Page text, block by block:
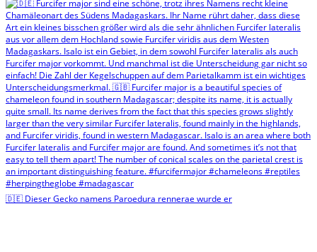
🇩🇪 Dieser Gecko namens Paroedura rennerae wurde er